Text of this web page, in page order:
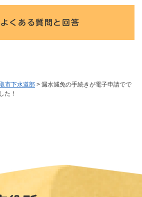
市下水道部 > 漏水減免の手続きが電子申請でで
た！
よくある質問と回答